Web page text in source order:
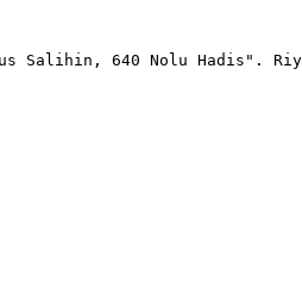
Salihin, 640 Nolu Hadis".